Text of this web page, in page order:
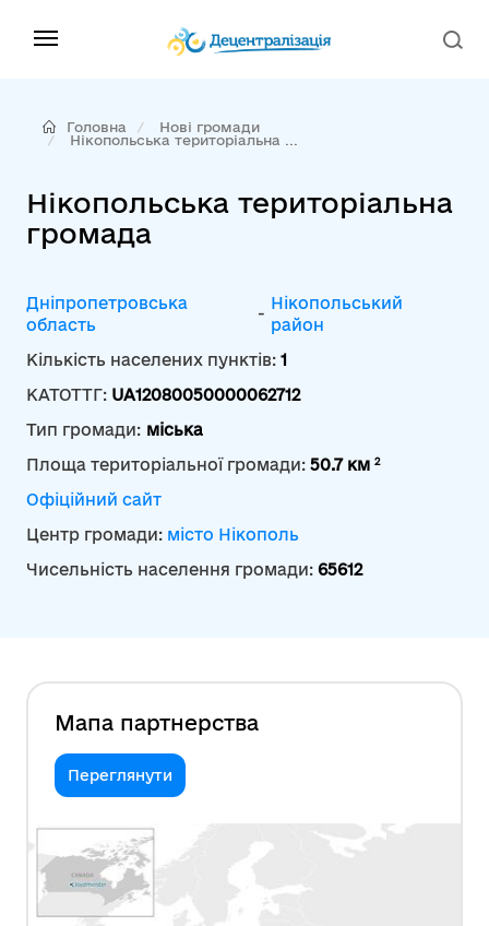
Головна
Нові громади
Нікопольська територіальна ...
Нікопольська територіальна
громада
Дніпропетровська
область
-
Нікопольський
район
Кількість населених пунктів: 1
КАТОТТГ: UA12080050000062712
Тип громади: міська
Площа територіальної громади: 50.7 км 2
Офіційний сайт
Центр громади: місто Нікополь
Чисельність населення громади: 65612
Мапа партнерства
Переглянути